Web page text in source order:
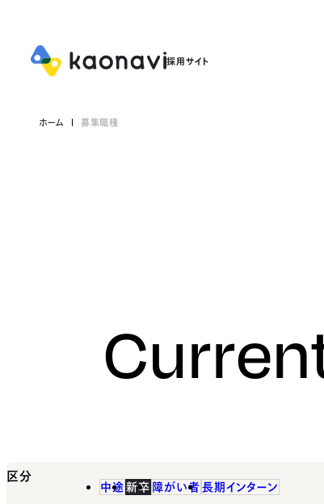
ホーム 募集職種
区分
中途 新卒 障がい者 長期インターン